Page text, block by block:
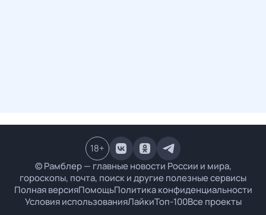
© Рамблер — главные новости России и мира,
гороскопы, почта, поиск и другие полезные сервисы
Полная версияПомощьПолитика конфиденциальности
Условия использованияЛайкиТоп-100Все проекты
18+